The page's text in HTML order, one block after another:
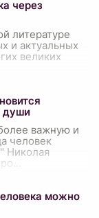
через
литературе
и актуальных
великих
души
важную и
человек
Николая
можно